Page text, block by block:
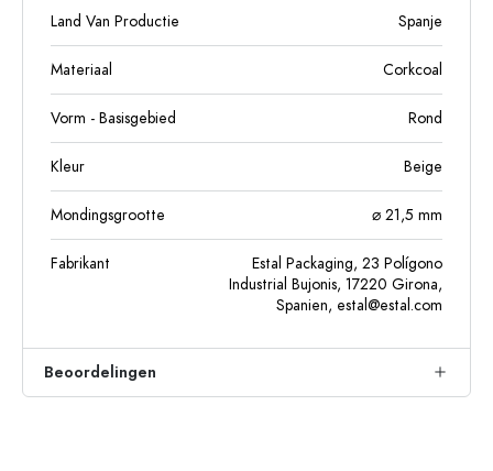
Land Van Productie Spanje
Materiaal Corkcoal
Vorm - Basisgebied Rond
Kleur Beige
Mondingsgrootte ⌀ 21,5 mm
Fabrikant
Estal Packaging, 23 Polígono
Industrial Bujonis, 17220 Girona,
Spanien, estal@estal.com
Beoordelingen